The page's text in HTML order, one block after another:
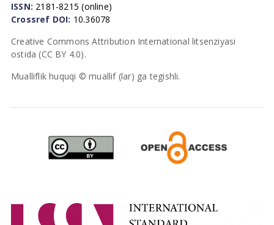
ISSN: 2181-8215 (online)
Crossref DOI: 10.36078
Creative Commons Attribution International litsenziyasi
ostida (CC BY 4.0).
Mualliflik huquqi © muallif (lar) ga tegishli.